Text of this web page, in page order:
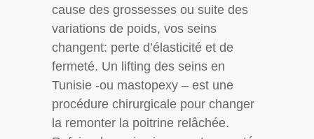
cause des grossesses ou suite des
variations de poids, vos seins
changent: perte d’élasticité et de
fermeté. Un lifting des seins en
Tunisie -ou mastopexy – est une
procédure chirurgicale pour changer
la remonter la poitrine relâchée.